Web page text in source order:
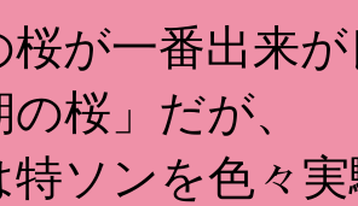
が一番出来
桜」だが、
ソンを色々